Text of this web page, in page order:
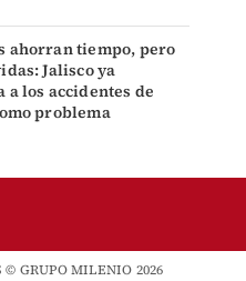
ahorran tiempo, pero
Jalisco ya
a los accidentes de
problema
© GRUPO MILENIO 2026